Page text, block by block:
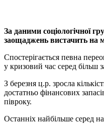
За даними соцiологiчної
заощаджень вистачить на
Спостерiгається певна
у кризовий час серед бiльш
З березня ц.р. зросла
достатньо фiнансових
пiвроку.
Останнiх найбiльше серед